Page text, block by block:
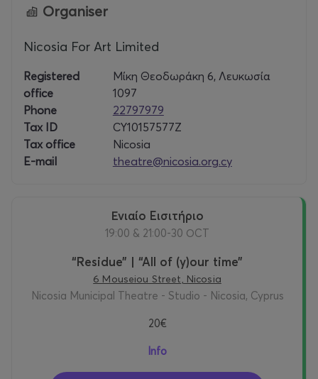
ΕΠΙΚΟΙΝΩΝΙΑΣ: Δημοσιογραφικός Οργανισμός Ο
Κύπρου, Τhe Classic Hotel, Ethimo
ΣΥΝΕΡΓΑΤΗΣ: Γραφείο Τύπου και Πληροφοριών
ΧΟΡΗΓΟΙ ΦΙΛΟΞΕΝΙΑΣ: Centrum
Hotel Altius Boutique Hotel
ΑΠΟΚΛΕΙΣΤΙΚΟΣ TICKETING PARTNER: more.com
Organiser
Nicosia For Art Limited
Registered
office
Μίκη Θεοδωράκη 6, Λευκωσία
1097
Phone
22797979
Tax ID
CY10157577Z
Tax office
Nicosia
E-mail
theatre@nicosia.org.cy
Ενιαίο Eισιτήριο
19:00 & 21:00-30 ΟCT
“Residue” | “All of (y)our time”
6 Mouseiou Street, Nicosia
Nicosia Municipal Theatre - Studio - Nicosia, Cyprus
20€
Info